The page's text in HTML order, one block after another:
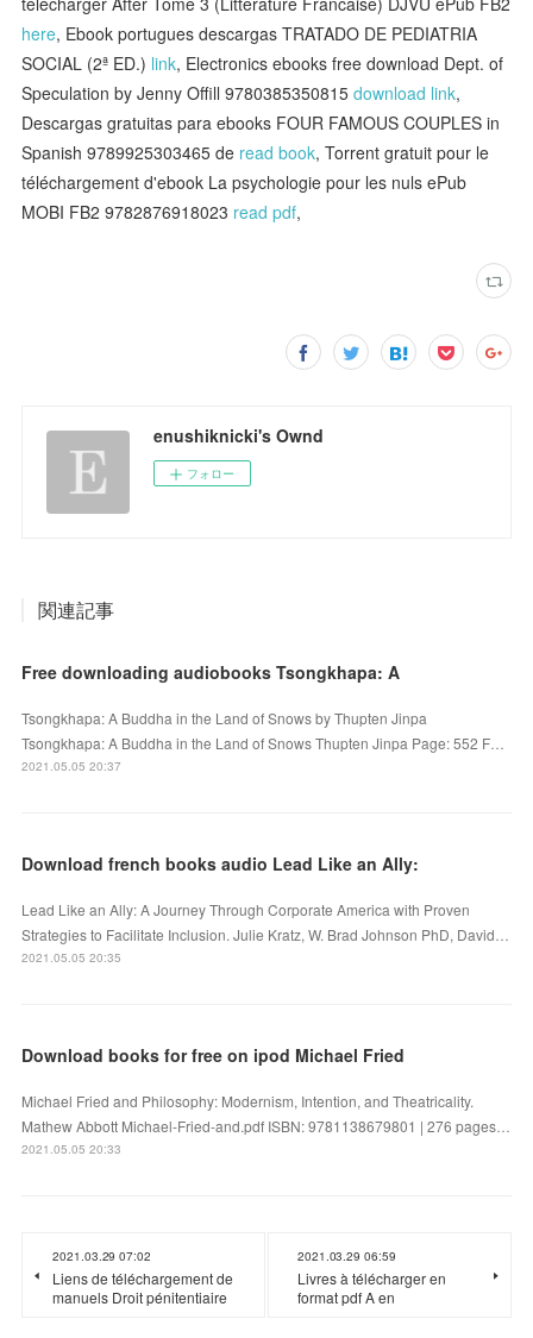
here, Ebook portugues descargas TRATADO DE PEDIATRIA
SOCIAL (2ª ED.) link, Electronics ebooks free download Dept. of
Speculation by Jenny Offill 9780385350815download link,
Descargas gratuitas para ebooks FOUR FAMOUS COUPLES in
Spanish 9789925303465 de read book, Torrent gratuit pour le
téléchargement d'ebook La psychologie pour les nuls ePub
MOBI FB2 9782876918023 read pdf,
enushiknicki's Ownd
フォロー
関連記事
Free downloading audiobooks Tsongkhapa: A
Tsongkhapa: A Buddha in the Land of Snows by Thupten Jinpa
Tsongkhapa: A Buddha in the Land of Snows Thupten Jinpa Page: 552 F…
2021.05.05 20:37
Download french books audio Lead Like an Ally:
Lead Like an Ally: A Journey Through Corporate America with Proven
Strategies to Facilitate Inclusion. Julie Kratz, W. Brad Johnson PhD, David…
2021.05.05 20:35
Download books for free on ipod Michael Fried
Michael Fried and Philosophy: Modernism, Intention, and Theatricality.
Mathew Abbott Michael-Fried-and.pdf ISBN: 9781138679801 | 276 pages…
2021.05.05 20:33
2021.03.29 07:02
Liens de téléchargement de
manuels Droit pénitentiaire
2021.03.29 06:59
Livres à télécharger en
format pdf A en